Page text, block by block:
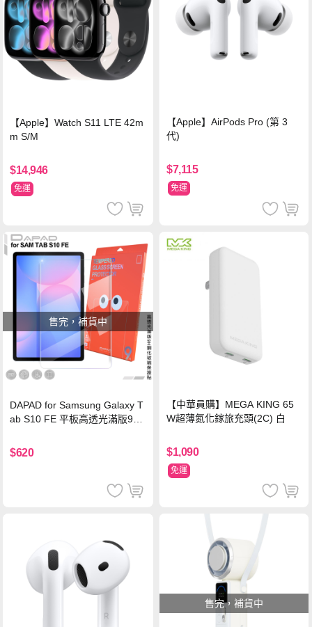
【Apple】Watch S11 LTE 42m
m S/M
$14,946
免運
【Apple】AirPods Pro (第 3
代)
$7,115
免運
售完，補貨中
DAPAD for Samsung Galaxy T
ab S10 FE 平板高透光滿版9H
$620
【中華員購】MEGA KING 65
W超薄氮化鎵旅充頭(2C) 白
$1,090
免運
售完，補貨中